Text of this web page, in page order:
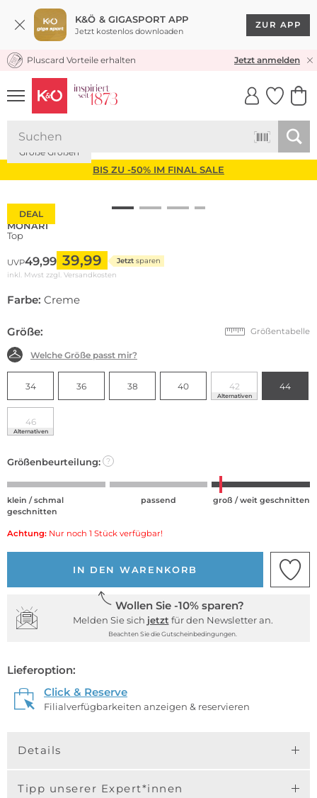
K&Ö & GIGASPORT APP
Jetzt kostenlos downloaden
ZUR APP
KOSTENLOSER VERSAND* & RÜCKVERSAND
Pluscard Vorteile erhalten Jetzt anmelden
UNSERE APP
CLICK &
BIS ZU -50% IM FINAL SALE
DEAL
Große Größen
MONARI
Top
UVP49,99 39,99 Jetzt sparen
inkl. Mwst zzgl. Versandkosten
Farbe: Creme
Größe: Größentabelle
Welche Größe passt mir?
34 36 38 40 42
Alternativen
44
46
Alternativen
Größenbeurteilung: ?
klein / schmal
geschnitten
passend groß / weit geschnitten
Achtung: Nur noch 1 Stück verfügbar!
IN DEN WARENKORB
Wollen Sie -10% sparen?
Melden Sie sich jetzt für den Newsletter an.
Beachten Sie die Gutscheinbedingungen.
Lieferoption:
Click & Reserve
Filialverfügbarkeiten anzeigen & reservieren
Details
Tipp unserer Expert*innen